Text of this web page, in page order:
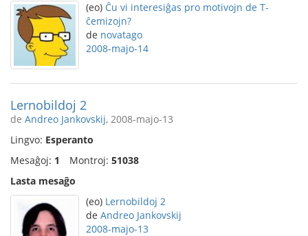
(eo) Ĉu vi interesiĝas pro motivojn de T-
ĉemizojn?
de novatago
2008-majo-14
Lernobildoj 2
de Andreo Jankovskij, 2008-majo-13
Lingvo: Esperanto
Mesaĝoj: 1 Montroj: 51038
Lasta mesaĝo
(eo) Lernobildoj 2
de Andreo Jankovskij
2008-majo-13